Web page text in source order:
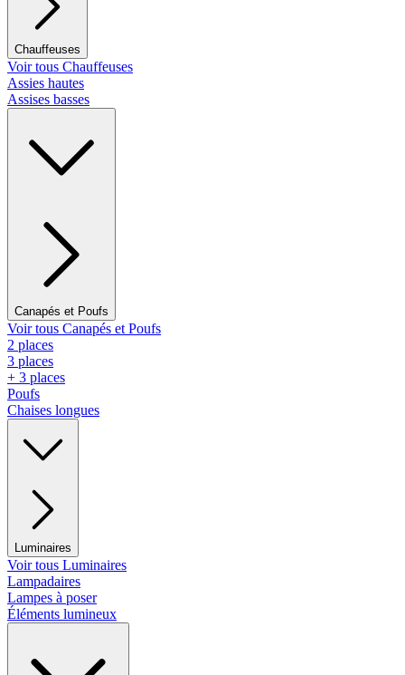
Chauffeuses
Voir tous Chauffeuses
Assies hautes
Assises basses
Canapés et Poufs
Voir tous Canapés et Poufs
2 places
3 places
+ 3 places
Poufs
Chaises longues
Luminaires
Voir tous Luminaires
Lampadaires
Lampes à poser
Éléments lumineux